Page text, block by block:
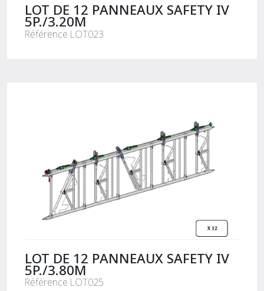
LOT DE 12 PANNEAUX SAFETY IV
5P./3.20M
Référence LOT023
LOT DE 12 PANNEAUX SAFETY IV
5P./3.80M
Référence LOT025